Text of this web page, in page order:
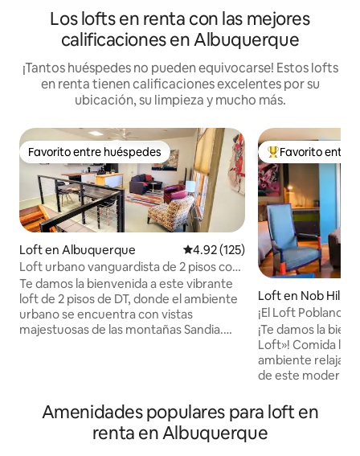
Los lofts en renta con las mejores
calificaciones en Albuquerque
¡Tantos huéspedes no pueden equivocarse! Estos lofts
en renta tienen calificaciones excelentes por su
ubicación, su limpieza y mucho más.
Favorito entre huéspedes
Favorito entre huéspedes
Loft en Albuquerque Calificación promedio: 4.92 de
4.92 (125)
Loft urbano vanguardista de 2 pisos con
DT Energy
Te damos la bienvenida a este vibrante
loft de 2 pisos de DT, donde el ambiente
urbano se encuentra con vistas
majestuosas de las montañas Sandia.
refugio irradia nerviosismo urbano y
estilo ecléctico. Captura la esencia de la
vida urbana mientras te retiras a un
De los mejores
Favorito entre
Loft en Nob Hill
¡El Loft Poblano,
bienestar!
¡Te damos la
Loft»! Comida
ambiente
de este moderno
concepto de vida
secadora en la
elementos
Amenidades populares para loft en
renta en Albuquerque